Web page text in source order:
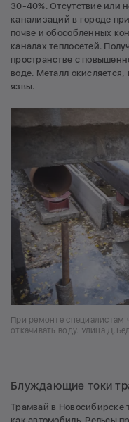
30-40%. Отсутствие или
канализаций в городе
почве и обособленных
каналах теплосетей.
пространстве с
воде. Металл
язвы.
При ремонте специалистам
откачивать воду. Улица
Блуждающие токи
Трамвай в Новосибирске